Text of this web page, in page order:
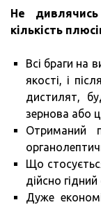
Не
кількість
Всі браги на
якості, і
дистилят,
зернова або
Отриманий
Що
дійсно
Дуже